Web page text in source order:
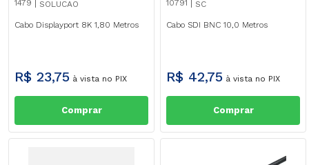
1479 SOLUCAO
Cabo Displayport 8K 1,80 Metros
R$ 23,75 à vista no PIX
Comprar
10791 SC
Cabo SDI BNC 10,0 Metros
R$ 42,75 à vista no PIX
Comprar